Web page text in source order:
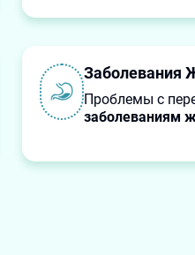
Заболевания
Проблемы с
заболеваниям